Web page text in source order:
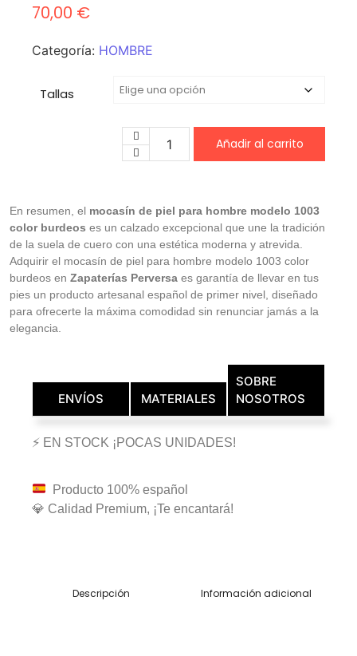
70,00 €
Categoría: HOMBRE
Tallas
Añadir al carrito
En resumen, el mocasín de piel para hombre modelo 1003
color burdeos es un calzado excepcional que une la tradición
de la suela de cuero con una estética moderna y atrevida.
Adquirir el mocasín de piel para hombre modelo 1003 color
burdeos en Zapaterías Perversa es garantía de llevar en tus
pies un producto artesanal español de primer nivel, diseñado
para ofrecerte la máxima comodidad sin renunciar jamás a la
elegancia.
ENVÍOS MATERIALES
SOBRE
NOSOTROS
⚡ EN STOCK ¡POCAS UNIDADES!
Producto 100% español
💎 Calidad Premium, ¡Te encantará!
Descripción Información adicional